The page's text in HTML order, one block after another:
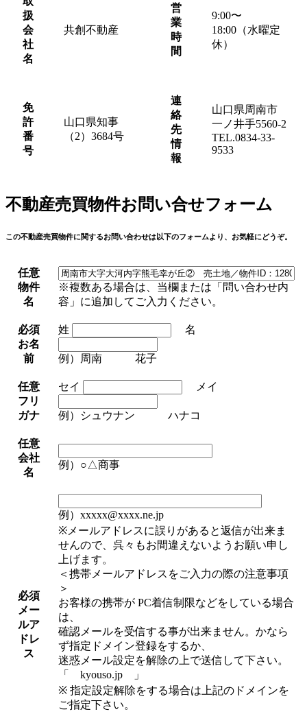
扱
会
社
名
共創不動産
営
業
時
間
9:00〜
18:00（水曜定
休）
免
許
番
号
山口県知事
（2）3684号
連
絡
先
情
報
山口県周南市
一ノ井手5560-2
TEL.0834-33-
9533
不動産売買物件お問い合せフォーム
この不動産売買物件に関するお問い合わせは以下のフォームより、お気軽にどうぞ。
任意
物件
名
※複数ある場合は、当欄または「問い合わせ内
容」に追加してご入力ください。
必須
お名
前
姓 名
例）周南 花子
任意
フリ
ガナ
セイ メイ
例）シュウナン ハナコ
任意
会社
名
例）○△商事
必須
メー
ルア
ドレ
ス
例）xxxxx@xxxx.ne.jp
※メールアドレスに誤りがあると返信が出来ま
せんので、呉々もお間違えないようお願い申し
上げます。
＜携帯メールアドレスをご入力の際の注意事項
＞
お客様の携帯が PC着信制限などをしている場合
は、
確認メールを受信する事が出来ません。かなら
ず指定ドメイン登録をするか、
迷惑メール設定を解除の上で送信して下さい。
「 kyouso.jp 」
※ 指定設定解除をする場合は上記のドメインを
ご指定下さい。